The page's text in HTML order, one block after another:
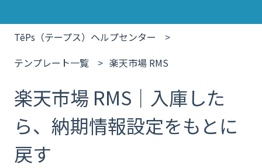
TēPs（テープス）ヘルプセンター
テンプレート一覧
楽天市場 RMS
楽天市場 RMS｜入庫した
ら、納期情報設定をもとに
戻す